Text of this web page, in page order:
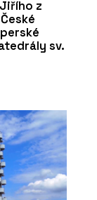
z
sv.